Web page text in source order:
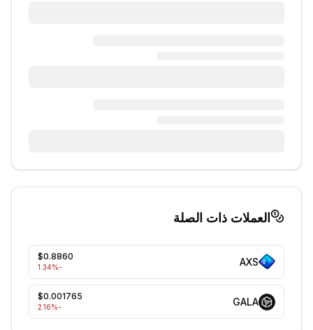
العملات ذات الصلة
AXS
$0.8860
-1.34
%
GALA
$0.001765
-2.16
%